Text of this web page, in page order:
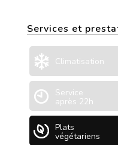
Services et
Climatisation
Service
après 22h
Plats
végétariens